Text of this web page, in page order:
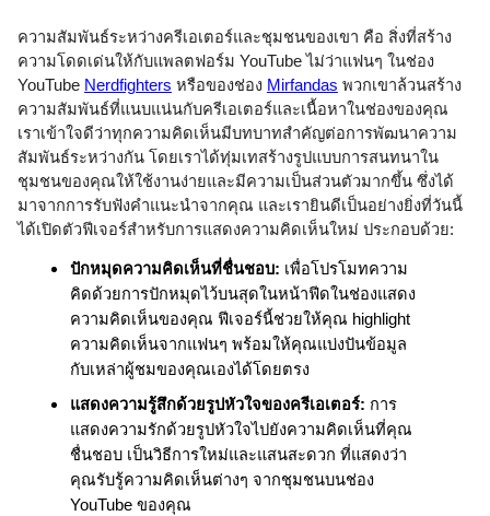
ความสัมพันธ์ระหว่างครีเอเตอร์และชุมชนของเขา คือ สิ่งที่สร้าง
ความโดดเด่นให้กับแพลตฟอร์ม YouTube ไม่ว่าแฟนๆ ในช่อง
YouTube Nerdfighters หรือของช่อง Mirfandas พวกเขาล้วนสร้าง
ความสัมพันธ์ที่แนบแน่นกับครีเอเตอร์และเนื้อหาในช่องของคุณ
เราเข้าใจดีว่าทุกความคิดเห็นมีบทบาทสำคัญต่อการพัฒนาความ
สัมพันธ์ระหว่างกัน โดยเราได้ทุ่มเทสร้างรูปแบบการสนทนาใน
ชุมชนของคุณให้ใช้งานง่ายและมีความเป็นส่วนตัวมากขึ้น ซึ่งได้
มาจากการรับฟังคำแนะนำจากคุณ และเรายินดีเป็นอย่างยิ่งที่วันนี้
ได้เปิดตัวฟีเจอร์สำหรับการแสดงความคิดเห็นใหม่ ประกอบด้วย:
ปักหมุดความคิดเห็นที่ชื่นชอบ: เพื่อโปรโมทความ
คิดด้วยการปักหมุดไว้บนสุดในหน้าฟีดในช่องแสดง
ความคิดเห็นของคุณ ฟีเจอร์นี้ช่วยให้คุณ highlight
ความคิดเห็นจากแฟนๆ พร้อมให้คุณแบ่งปันข้อมูล
กับเหล่าผู้ชมของคุณเองได้โดยตรง
แสดงความรู้สึกด้วยรูปหัวใจของครีเอเตอร์: การ
แสดงความรักด้วยรูปหัวใจไปยังความคิดเห็นที่คุณ
ชื่นชอบ เป็นวิธีการใหม่และแสนสะดวก ที่แสดงว่า
คุณรับรู้ความคิดเห็นต่างๆ จากชุมชนบนช่อง
YouTube ของคุณ